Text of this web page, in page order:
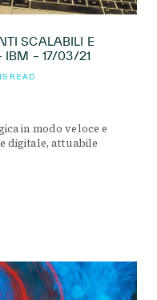
SCALABILI E
IBM – 17/03/21
READ
in modo veloce e
digitale, attuabile